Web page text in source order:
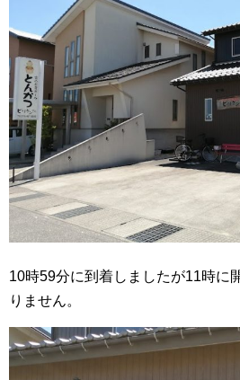
10時59分に到着しましたが11時に
りません。